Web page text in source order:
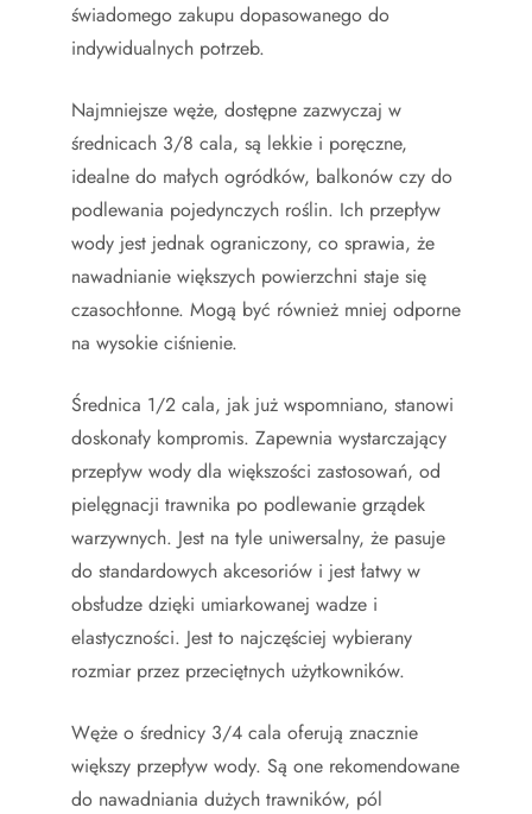
świadomego zakupu dopasowanego do
indywidualnych potrzeb.
Najmniejsze węże, dostępne zazwyczaj w
średnicach 3/8 cala, są lekkie i poręczne,
idealne do małych ogródków, balkonów czy do
podlewania pojedynczych roślin. Ich przepływ
wody jest jednak ograniczony, co sprawia, że
nawadnianie większych powierzchni staje się
czasochłonne. Mogą być również mniej odporne
na wysokie ciśnienie.
Średnica 1/2 cala, jak już wspomniano, stanowi
doskonały kompromis. Zapewnia wystarczający
przepływ wody dla większości zastosowań, od
pielęgnacji trawnika po podlewanie grządek
warzywnych. Jest na tyle uniwersalny, że pasuje
do standardowych akcesoriów i jest łatwy w
obsłudze dzięki umiarkowanej wadze i
elastyczności. Jest to najczęściej wybierany
rozmiar przez przeciętnych użytkowników.
Węże o średnicy 3/4 cala oferują znacznie
większy przepływ wody. Są one rekomendowane
do nawadniania dużych trawników, pól